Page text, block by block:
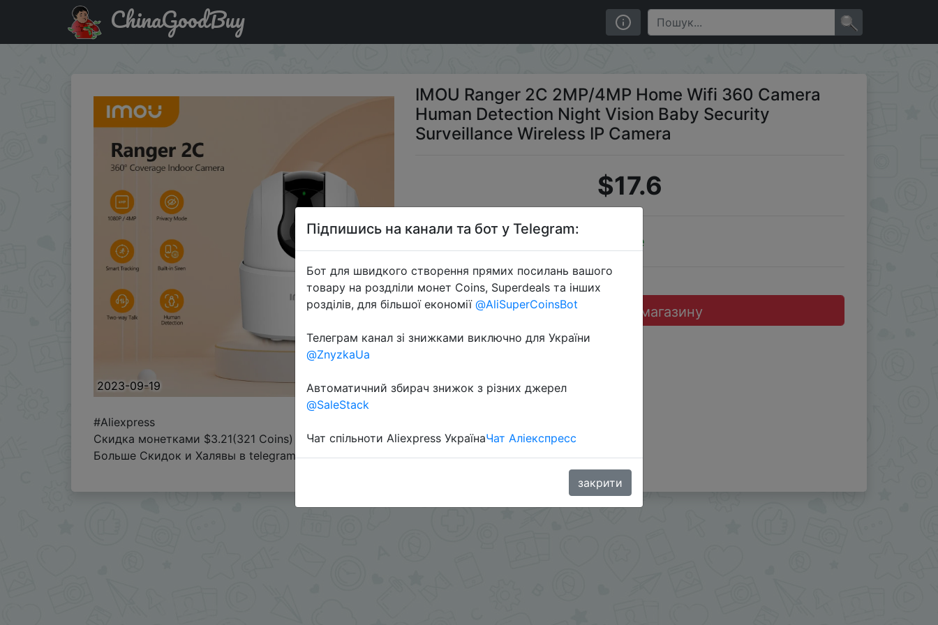
Акція на IMOU Ranger 2C 2MP/4MP Home Wifi 360 Camera Human Detection Night Vision Baby Security Surveillance Wireless IP Camera
ChinaGoodBuy
2023-09-19
IMOU Ranger 2C 2MP/4MP Home Wifi 360 Camera
Human Detection Night Vision Baby Security
Surveillance Wireless IP Camera
$17.6
Sale
Перейти до магазину
#Aliexpress
Скидка монетками $3.21(321 Coins)
Больше Скидок и Халявы в telegramt.me/%2B8jHVizJO6XY3M2Qy
Підпишись на канали та бот у Telegram:
Бот для швидкого створення прямих посилань вашого
товару на роздліли монет Coins, Superdeals та інших
розділів, для більшої економії @AliSuperCoinsBot
Телеграм канал зі знижками виключно для України
@ZnyzkaUa
Автоматичний збирач знижок з різних джерел
@SaleStack
Чат спільноти Aliexpress УкраїнаЧат Аліекспресс
закрити